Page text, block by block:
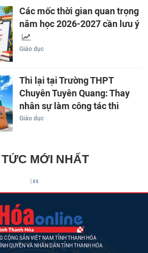
Các mốc thời gian quan trọng
năm học 2026-2027 cần lưu ý
Giáo dục
Thi lại tại Trường THPT
Chuyên Tuyên Quang: Thay
nhân sự làm công tác thi
Giáo dục
MỚI NHẤT
CỘNG SẢN VIỆT NAM TỈNH THANH HÓA
QUYỀN VÀ NHÂN DÂN TỈNH THANH HÓA